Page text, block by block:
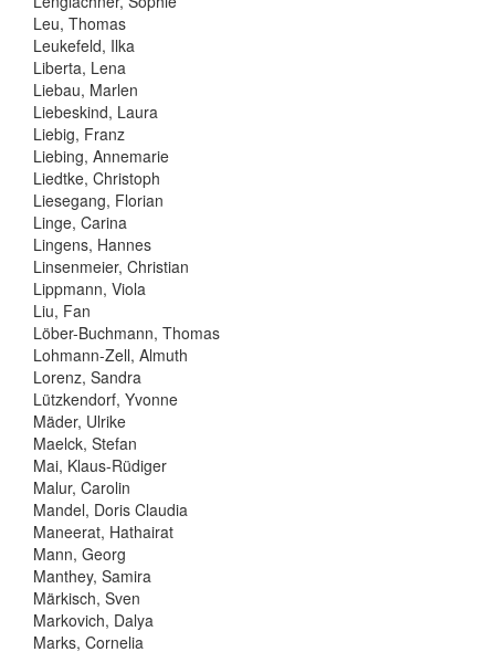
Leu, Thomas
Leukefeld, Ilka
Liberta, Lena
Liebau, Marlen
Liebeskind, Laura
Liebig, Franz
Liebing, Annemarie
Liedtke, Christoph
Liesegang, Florian
Linge, Carina
Lingens, Hannes
Linsenmeier, Christian
Lippmann, Viola
Liu, Fan
Löber-Buchmann, Thomas
Lohmann-Zell, Almuth
Lorenz, Sandra
Lützkendorf, Yvonne
Mäder, Ulrike
Maelck, Stefan
Mai, Klaus-Rüdiger
Malur, Carolin
Mandel, Doris Claudia
Maneerat, Hathairat
Mann, Georg
Manthey, Samira
Märkisch, Sven
Markovich, Dalya
Marks, Cornelia